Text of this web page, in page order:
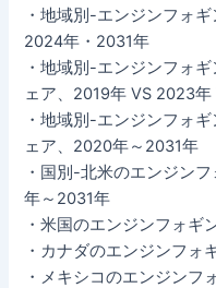
・地域別-エンジンフォ
2024年・2031年
・地域別-エンジンフォ
ェア、2019年 VS 2023
・地域別-エンジンフォ
ェア、2020年～2031年
・国別-北米のエンジン
年～2031年
・米国のエンジンフォギ
・カナダのエンジンフォ
・メキシコのエンジンフ